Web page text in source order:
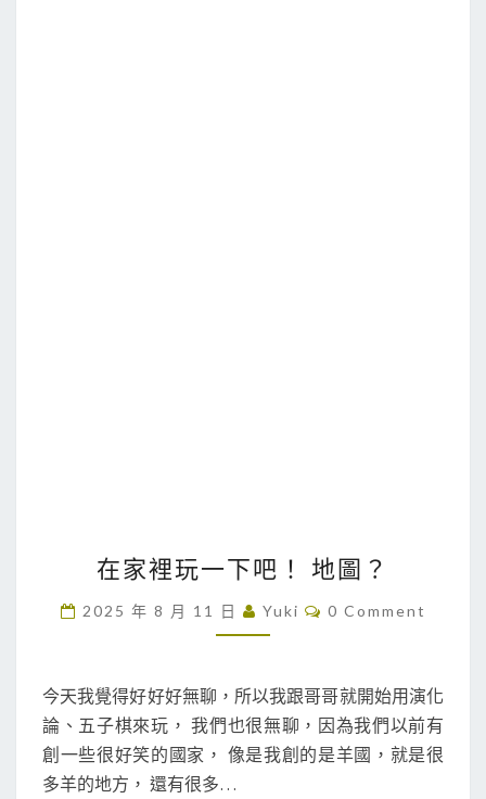
家
裡
玩
下
吧
！
在家裡玩一下吧！ 地圖？
2025 年 8 月 11 日 Yuki
C
N
S
0 Comment
今天我覺得好好好無聊，所以我跟哥哥就開始用演化
論、五子棋來玩， 我們也很無聊，因為我們以前有
創一些很好笑的國家， 像是我創的是羊國，就是很
多羊的地方， 還有很多…